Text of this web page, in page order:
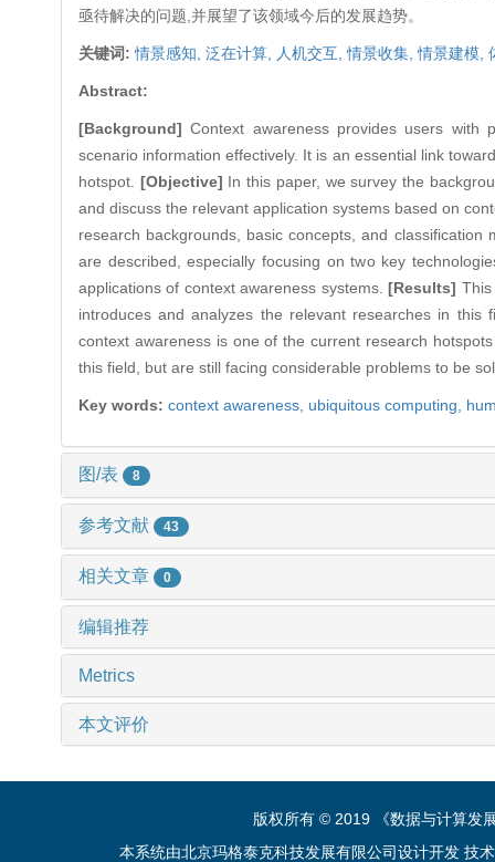
亟待解决的问题,并展望了该领域今后的发展趋势。
关键词:情景感知, 泛在计算, 人机交互,情景收集,情景建模,
Abstract:
[Background]Context awareness provides users with
scenario information effectively. It is an essential link
hotspot. [Objective] In this paper, we survey the
and discuss the relevant application systems based on
research backgrounds, basic concepts, and
are described, especially focusing on two key
applications of context awareness systems.[Results]
introduces and analyzes the relevant researches in
context awareness is one of the current research
this field, but are still facing considerable problems to be
Key words: context awareness, ubiquitous computing,
图/表 8
参考文献 43
相关文章 0
编辑推荐
Metrics
本文评价
版权所有 © 2019 《数据与计算发
本系统由北京玛格泰克科技发展有限公司设计开发 技